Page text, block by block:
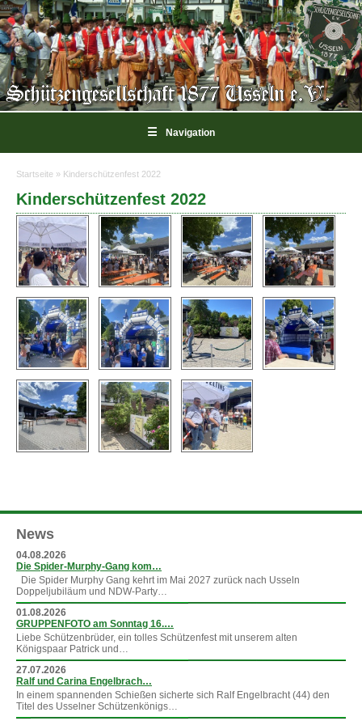
☰ Navigation
Sie sind hier
Startseite » Kinderschützenfest 2022
Kinderschützenfest 2022
News
04.08.2026
Die Spider-Murphy-Gang kom…
Die Spider Murphy Gang kehrt im Mai 2027 zurück nach Usseln
Doppeljubiläum und NDW-Party…
01.08.2026
GRUPPENFOTO am Sonntag 16.…
Liebe Schützenbrüder, ein tolles Schützenfest mit unserem alten
Königspaar Patrick und…
27.07.2026
Ralf und Carina Engelbrach…
In einem spannenden Schießen sicherte sich Ralf Engelbracht (44) den
Titel des Usselner Schützenkönigs…